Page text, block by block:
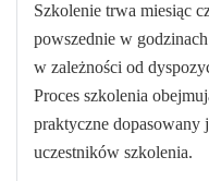
Szkolenie trwa miesiąc
powszednie w
w zależności od
Proces szkolenia
praktyczne dopasowany
uczestników szkolenia.